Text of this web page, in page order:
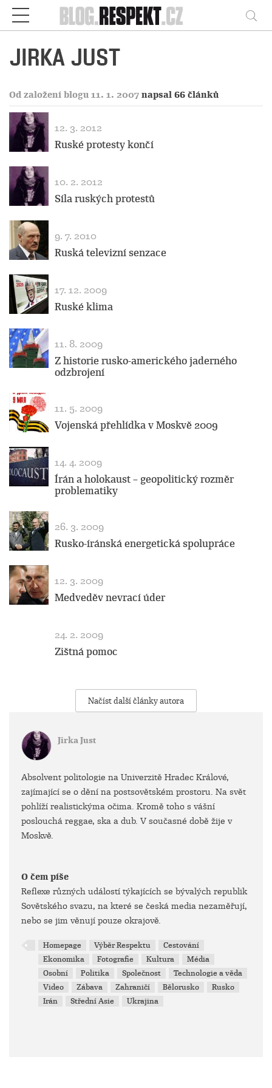
Respekt
JIRKA JUST
Od založení blogu 11. 1. 2007 napsal 66 článků
12. 3. 2012
Ruské protesty končí
10. 2. 2012
Síla ruských protestů
9. 7. 2010
Ruská televizní senzace
17. 12. 2009
Ruské klima
11. 8. 2009
Z historie rusko-amerického jaderného
odzbrojení
11. 5. 2009
Vojenská přehlídka v Moskvě 2009
14. 4. 2009
Írán a holokaust – geopolitický rozměr
problematiky
26. 3. 2009
Rusko-íránská energetická spolupráce
12. 3. 2009
Medveděv nevrací úder
24. 2. 2009
Zištná pomoc
Načíst další články autora
Jirka Just
Absolvent politologie na Univerzitě Hradec Králové,
zajímající se o dění na postsovětském prostoru. Na svět
pohlíží realistickýma očima. Kromě toho s vášní
poslouchá reggae, ska a dub. V současné době žije v
Moskvě.
O čem píše
Reflexe různých událostí týkajících se bývalých republik
Sovětského svazu, na které se česká media nezaměřují,
nebo se jim věnují pouze okrajově.
Homepage Výběr Respektu
Cestování
Ekonomika
Fotografie Kultura
Média
Osobní
Politika Společnost
Technologie a věda
Video
Zábava Zahraničí Bělorusko
Rusko
Irán
Střední Asie Ukrajina